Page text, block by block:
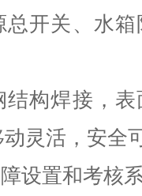
总开关、水
结构焊接，
灵活，安全
设置和考核